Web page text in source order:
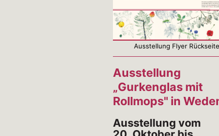
Ausstellung Flyer
Ausstellung
„Gurkenglas mit
Rollmops" in
Ausstellung vom